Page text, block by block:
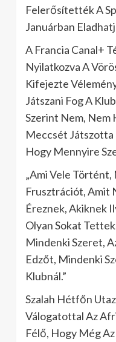
Felerősítették A
Januárban
A Francia Canal+
Nyilatkozva A
Kifejezte
Játszani Fog A
Szerint Nem, Nem
Meccsét
Hogy Mennyire
„Ami Vele
Frusztrációt, Amit
Éreznek, Akiknek
Olyan Sokat
Mindenki Szeret,
Edzőt, Mindenki
Klubnál.”
Szalah Hétfőn
Válogatottal Az
Félő, Hogy Még